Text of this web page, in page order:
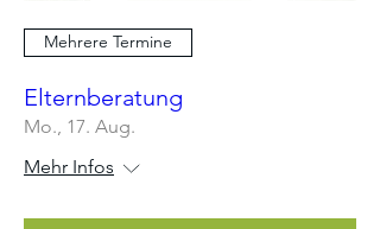
Mehrere Termine
Elternberatung
Mo., 17. Aug.
Mehr Infos